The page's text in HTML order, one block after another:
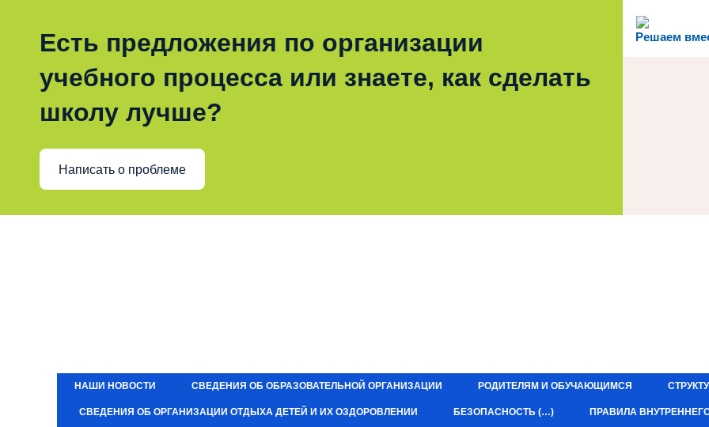
Решаем
Есть предложения по организации
учебного процесса или знаете, как сделать
школу лучше?
Написать о проблеме
НАШИ НОВОСТИ СВЕДЕНИЯ ОБ ОБРАЗОВАТЕЛЬНОЙ ОРГАНИЗАЦИИ РОДИТЕЛЯМ И ОБУЧАЮЩИМСЯ
СВЕДЕНИЯ ОБ ОРГАНИЗАЦИИ ОТДЫХА ДЕТЕЙ И ИХ ОЗДОРОВЛЕНИИ БЕЗОПАСНОСТЬ (…) ПРАВИЛА